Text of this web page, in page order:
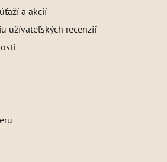
a akcií
užívateľských recenzií